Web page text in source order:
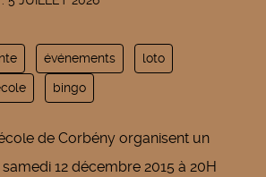
événements loto
bingo
de Corbény organisent un
12 décembre 2015 à 20H